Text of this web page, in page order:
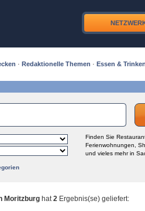
· Redaktionelle Themen · Essen &
Finden Sie
Ferienwohnungen,
und vieles mehr in
Moritzburg hat2 Ergebnis(se) geliefert: